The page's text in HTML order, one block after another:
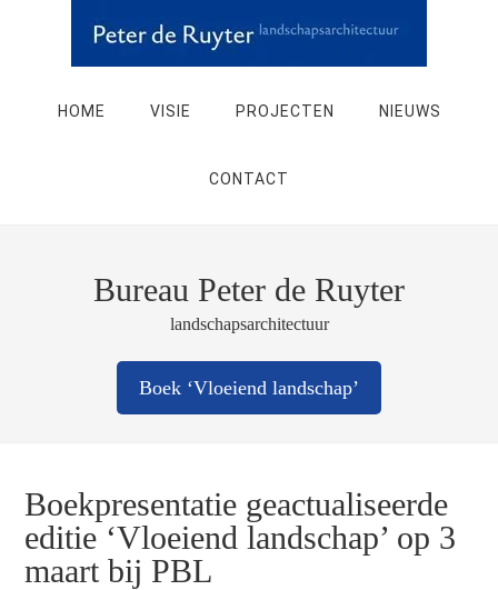
HOME VISIE PROJECTEN NIEUWS
CONTACT
Bureau Peter de Ruyter
landschapsarchitectuur
Boek ‘Vloeiend landschap’
Boekpresentatie geactualiseerde
editie ‘Vloeiend landschap’ op 3
maart bij PBL